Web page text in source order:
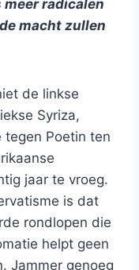
meer radicalen
macht zullen
de linkse
Syriza,
Poetin ten
jaar te vroeg.
is dat
rondlopen die
helpt geen
Jammer genoeg